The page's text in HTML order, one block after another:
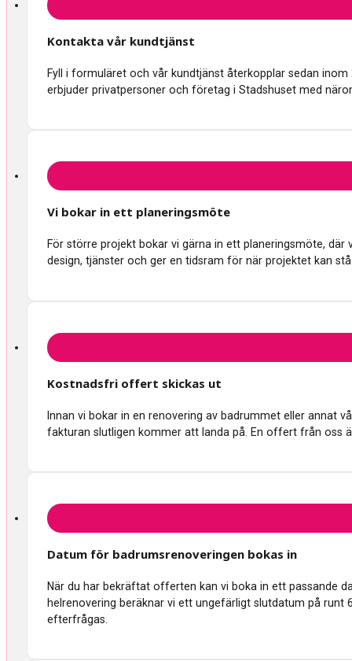
Kontakta vår kundtjänst
Fyll i formuläret och vår kundtjänst återkopplar sedan
erbjuder privatpersoner och företag i Stadshuset med
Vi bokar in ett planeringsmöte
För större projekt bokar vi gärna in ett planeringsmöte,
design, tjänster och ger en tidsram för när projektet kan
Kostnadsfri offert skickas ut
Innan vi bokar in en renovering av badrummet eller annat
fakturan slutligen kommer att landa på. En offert från oss
Datum för badrumsrenoveringen bokas in
När du har bekräftat offerten kan vi boka in ett passande
helrenovering beräknar vi ett ungefärligt slutdatum på
efterfrågas.